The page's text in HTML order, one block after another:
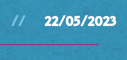
22/05/2023
//